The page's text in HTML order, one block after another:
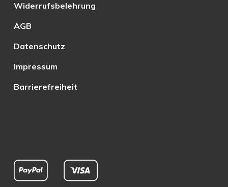
Widerrufsbelehrung
AGB
Datenschutz
Impressum
Barrierefreiheit